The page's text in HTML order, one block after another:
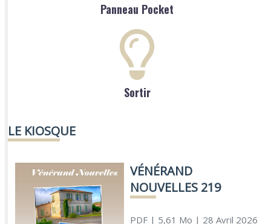
Panneau Pocket
Sortir
LE KIOSQUE
VÉNÉRAND
NOUVELLES 219
PDF| 5,61 Mo | 28 Avril 2026